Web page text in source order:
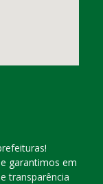
!
garantimos em
transparência